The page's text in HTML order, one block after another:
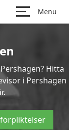
Menu
Hitta
i Pershagen